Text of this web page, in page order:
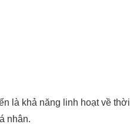
là khả năng linh hoạt về
nhân.